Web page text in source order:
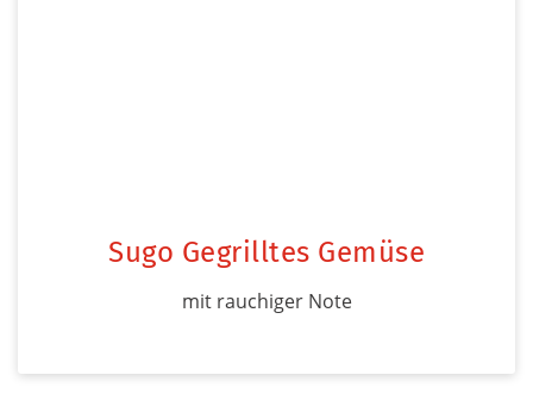
Sugo Gegrilltes Gemüse
mit rauchiger Note